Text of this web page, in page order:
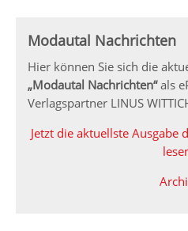
Modautal Nachrichten
Hier können Sie sich die
„Modautal Nachrichten“als
Verlagspartner LINUS
Jetzt die aktuellste Ausgabe